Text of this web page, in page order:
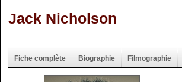
Jack Nicholson
Fiche complète Biographie Filmographie